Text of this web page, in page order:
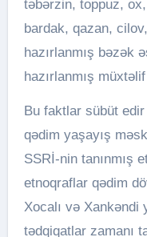
təbərzin, toppuz,
bardak, qazan,
hazırlanmış bəzək
hazırlanmış
Bu faktlar sübüt edir
qədim yaşayış
SSRİ-nin tanınmış
etnoqraflar qədim
Xocalı və Xankəndi
tədqiqatlar zamanı